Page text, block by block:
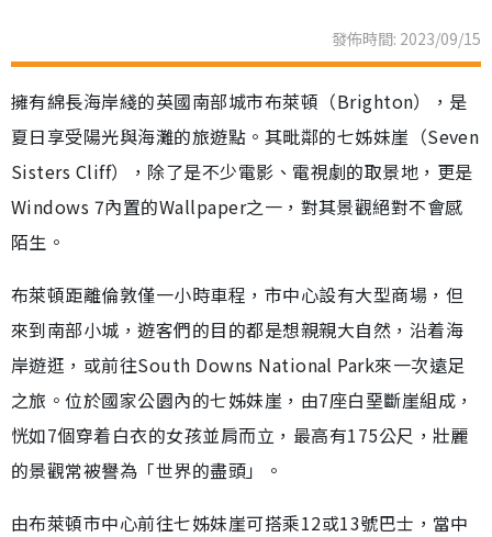
發佈時間: 2023/09/15
擁有綿長海岸綫的英國南部城市布萊頓（Brighton），是
夏日享受陽光與海灘的旅遊點。其毗鄰的七姊妹崖（Seven
Sisters Cliff），除了是不少電影、電視劇的取景地，更是
Windows 7內置的Wallpaper之一，對其景觀絕對不會感
陌生。
布萊頓距離倫敦僅一小時車程，市中心設有大型商場，但
來到南部小城，遊客們的目的都是想親親大自然，沿着海
岸遊逛，或前往South Downs National Park來一次遠足
之旅。位於國家公園內的七姊妹崖，由7座白堊斷崖組成，
恍如7個穿着白衣的女孩並肩而立，最高有175公尺，壯麗
的景觀常被譽為「世界的盡頭」。
由布萊頓市中心前往七姊妹崖可搭乘12或13號巴士，當中